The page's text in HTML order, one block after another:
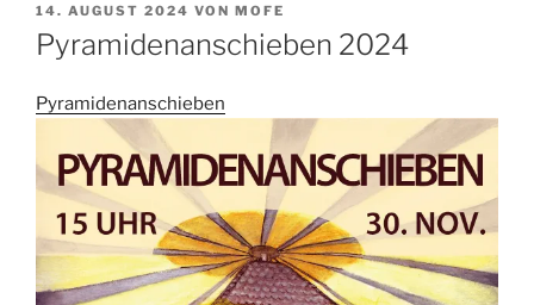
VERÖFFENTLICHT
AM
14. AUGUST 2024 VON MOFE
Pyramidenanschieben 2024
Pyramidenanschieben